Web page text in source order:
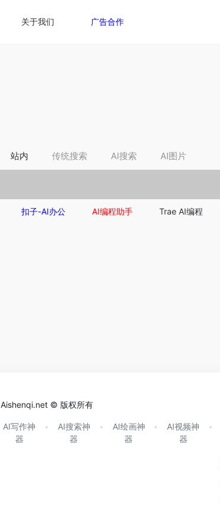
关于我们 广告合作
站内 传统搜索 AI搜索 AI图片
扣子-AI办公 AI编程助手 Trae AI编程
Aishenqi.net © 版权所有
AI写作神
器
AI搜索神
器
AI绘画神
器
AI视频神
器